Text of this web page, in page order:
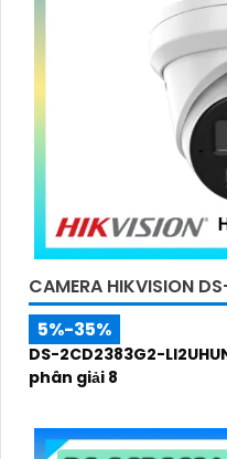
CAMERA HIKVISION
5%-35%
DS-2CD2383G2-
phân giải 8